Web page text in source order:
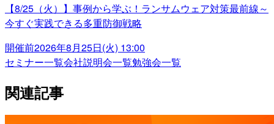
【8/25（火）】事例から学ぶ！ランサムウェア対策最前線～
今すぐ実践できる多重防御戦略
開催前2026年8月25日(火) 13:00
セミナー一覧会社説明会一覧勉強会一覧
関連記事